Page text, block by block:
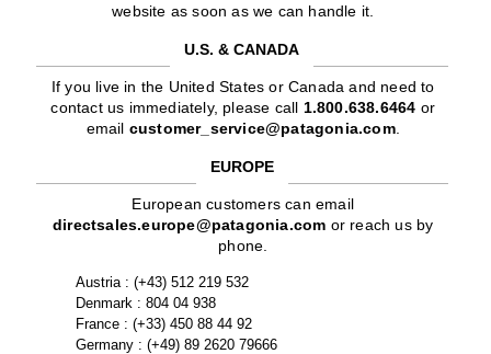
website as soon as we can handle it.
U.S. & CANADA
If you live in the United States or Canada and need to
contact us immediately, please call 1.800.638.6464 or
email customer_service@patagonia.com.
EUROPE
European customers can email
directsales.europe@patagonia.com or reach us by
phone.
Austria : (+43) 512 219 532
Denmark : 804 04 938
France : (+33) 450 88 44 92
Germany : (+49) 89 2620 79666